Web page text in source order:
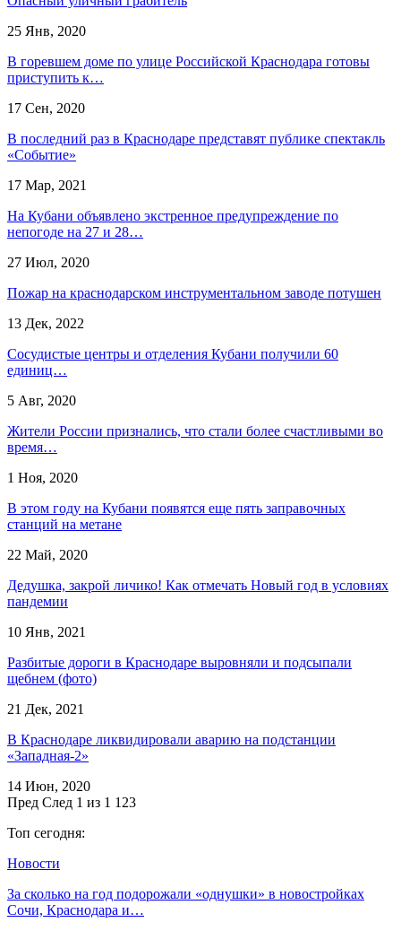
25 Янв, 2020
В горевшем доме по улице Российской Краснодара готовы
приступить к…
17 Сен, 2020
В последний раз в Краснодаре представят публике спектакль
«Событие»
17 Мар, 2021
На Кубани объявлено экстренное предупреждение по
непогоде на 27 и 28…
27 Июл, 2020
Пожар на краснодарском инструментальном заводе потушен
13 Дек, 2022
Сосудистые центры и отделения Кубани получили 60
единиц…
5 Авг, 2020
Жители России признались, что стали более счастливыми во
время…
1 Ноя, 2020
В этом году на Кубани появятся еще пять заправочных
станций на метане
22 Май, 2020
Дедушка, закрой личико! Как отмечать Новый год в условиях
пандемии
10 Янв, 2021
​Разбитые дороги в Краснодаре выровняли и подсыпали
щебнем (фото)
21 Дек, 2021
В Краснодаре ликвидировали аварию на подстанции
«Западная-2»
14 Июн, 2020
Пред След 1 из 1 123
Топ сегодня:
Новости
За сколько на год подорожали «однушки» в новостройках
Сочи, Краснодара и…